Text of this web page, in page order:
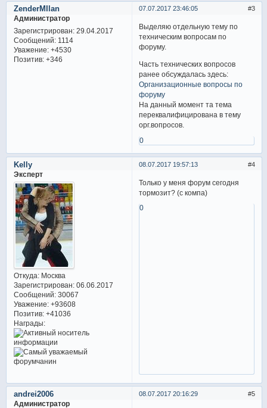
3
07.07.2017 23:46:05
ZenderMIlan
Администратор
Зарегистрирован: 29.04.2017
Сообщений:1114
Уважение: +4530
Позитив: +346
Выделяю отдельную тему по
техническим вопросам по
форуму.
Часть технических вопросов
ранее обсуждалась здесь:
Организационные вопросы по
форуму
На данный момент та тема
переквалифицирована в тему
орг.вопросов.
0
4
08.07.2017 19:57:13
Kelly
Эксперт
Откуда:Москва
Зарегистрирован: 06.06.2017
Сообщений:30067
Уважение: +93608
Позитив: +41036
Награды:
Только у меня форум сегодня
тормозит? (с компа)
0
5
08.07.2017 20:16:29
andrei2006
Администратор